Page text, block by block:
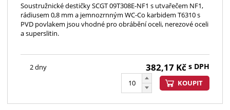
Soustružnické destičky SCGT 09T308E-NF1 s utvařečem NF1,
rádiusem 0,8 mm a jemnozrnným WC-Co karbidem T6310 s
PVD povlakem jsou vhodné pro obrábění oceli, nerezové oceli
a superslitin.
2 dny 382,17 Kč s DPH
KOUPIT